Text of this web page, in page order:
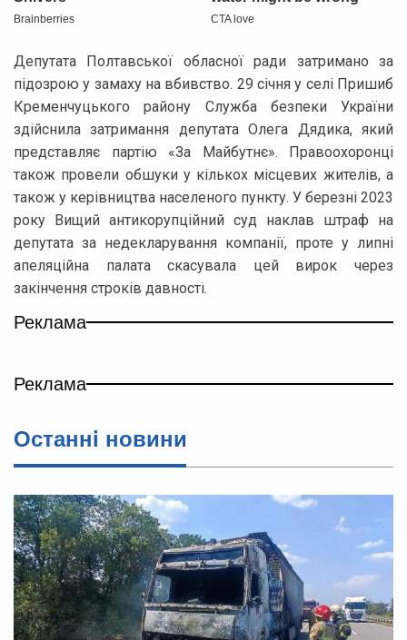
Депутата Полтавської обласної ради затримано за
підозрою у замаху на вбивство. 29 січня у селі Пришиб
Кременчуцького району Служба безпеки України
здійснила затримання депутата Олега Дядика, який
представляє партію «За Майбутнє». Правоохоронці
також провели обшуки у кількох місцевих жителів, а
також у керівництва населеного пункту. У березні 2023
року Вищий антикорупційний суд наклав штраф на
депутата за недекларування компанії, проте у липні
апеляційна палата скасувала цей вирок через
закінчення строків давності.
Реклама
Реклама
Останнi новини